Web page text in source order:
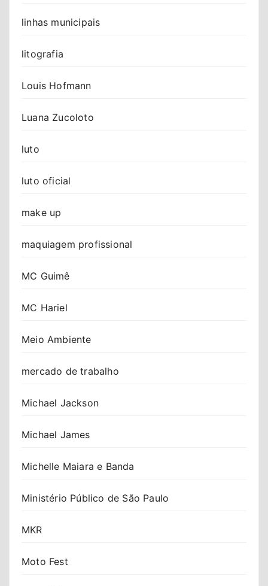
linhas municipais
litografia
Louis Hofmann
Luana Zucoloto
luto
luto oficial
make up
maquiagem profissional
MC Guimê
MC Hariel
Meio Ambiente
mercado de trabalho
Michael Jackson
Michael James
Michelle Maiara e Banda
Ministério Público de São Paulo
MKR
Moto Fest